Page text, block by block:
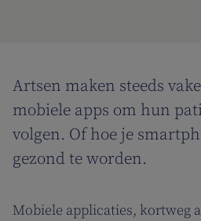
Artsen maken steeds
mobiele apps om hun
volgen. Of hoe je
gezond te worden.
Mobiele applicaties, kortweg